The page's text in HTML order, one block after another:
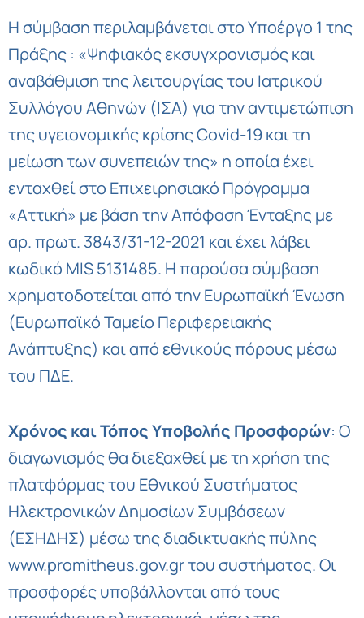
Η σύμβαση περιλαμβάνεται στο Υποέργο 1 της
Πράξης : «Ψηφιακός εκσυγχρονισμός και
αναβάθμιση της λειτουργίας του Ιατρικού
Συλλόγου Αθηνών (ΙΣΑ) για την αντιμετώπιση
της υγειονομικής κρίσης Covid-19 και τη
μείωση των συνεπειών της» η οποία έχει
ενταχθεί στο Επιχειρησιακό Πρόγραμμα
«Αττική» με βάση την Απόφαση Ένταξης με
αρ. πρωτ. 3843/31-12-2021 και έχει λάβει
κωδικό MIS 5131485. Η παρούσα σύμβαση
χρηματοδοτείται από την Ευρωπαϊκή Ένωση
(Ευρωπαϊκό Ταμείο Περιφερειακής
Ανάπτυξης) και από εθνικούς πόρους μέσω
του ΠΔΕ.
Χρόνος και Τόπος Υποβολής Προσφορών: Ο
διαγωνισμός θα διεξαχθεί με τη χρήση της
πλατφόρμας του Εθνικού Συστήματος
Ηλεκτρονικών Δημοσίων Συμβάσεων
(ΕΣΗΔΗΣ) μέσω της διαδικτυακής πύλης
www.promitheus.gov.gr του συστήματος. Οι
προσφορές υποβάλλονται από τους